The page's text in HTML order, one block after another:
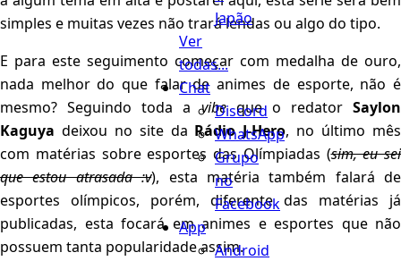
Japão
Ver
todas...
Chat
Discord
WhatsApp
Grupo
no
Facebook
App
Android
simples e muitas vezes não trará lendas ou algo do tipo.
E para este seguimento começar com medalha de ouro,
nada melhor do que falar de animes de esporte, não é
mesmo? Seguindo toda avibeque o redator Saylon
Kaguya deixou no site da Rádio J-Hero, no último mês
com matérias sobre esportes das Olímpiadas (sim, eu sei
que estou atrasada :v), esta matéria também falará de
esportes olímpicos, porém, diferente das matérias já
publicadas, esta focará em animes e esportes que não
possuem tanta popularidade assim.